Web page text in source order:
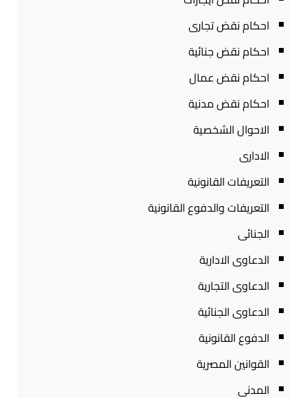
احكام نقض تجارى
احكام نقض جنائية
احكام نقض عمال
احكام نقض مدنية
الاحوال الشخصية
الادارى
التعريفات القانونية
التعريفات والدفوع القانونية
الجنائى
الدعاوى الادارية
الدعاوى التجارية
الدعاوى الجنائية
الدفوع القانونية
القوانين المصرية
المدنى